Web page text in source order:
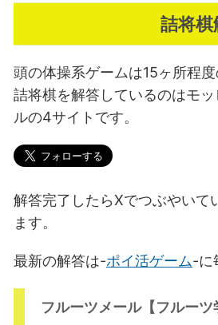
詰将
頭の体操系ゲームは15ヶ所程
詰将棋を解答しているのはモ
ルの4サイトです。
解答完了したらXでつぶやいて
ます。
最新の解答は-ポイ活ゲーム-に
フルーツメール【フルー